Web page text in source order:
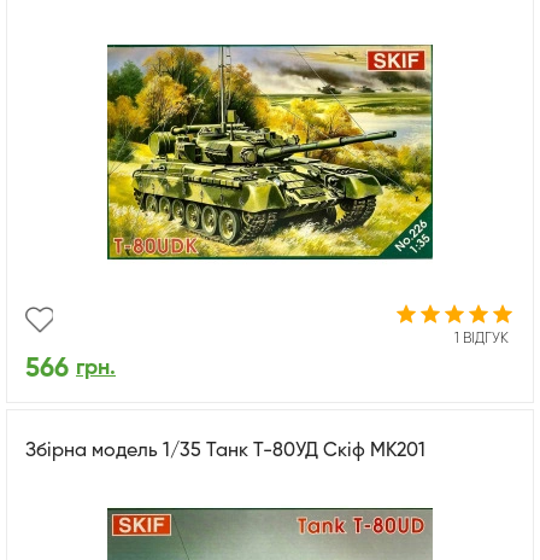
1 ВІДГУК
566 грн.
Збірна модель 1/35 Танк Т-80УД Скіф MK201